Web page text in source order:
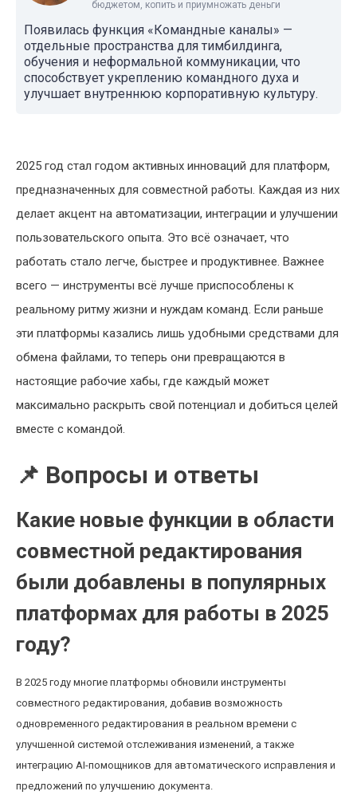
бюджетом, копить и приумножать деньги
Появилась функция «Командные каналы» —
отдельные пространства для тимбилдинга,
обучения и неформальной коммуникации, что
способствует укреплению командного духа и
улучшает внутреннюю корпоративную культуру.
2025 год стал годом активных инноваций для платформ,
предназначенных для совместной работы. Каждая из них
делает акцент на автоматизации, интеграции и улучшении
пользовательского опыта. Это всё означает, что
работать стало легче, быстрее и продуктивнее. Важнее
всего — инструменты всё лучше приспособлены к
реальному ритму жизни и нуждам команд. Если раньше
эти платформы казались лишь удобными средствами для
обмена файлами, то теперь они превращаются в
настоящие рабочие хабы, где каждый может
максимально раскрыть свой потенциал и добиться целей
вместе с командой.
📌 Вопросы и ответы
Какие новые функции в области
совместной редактирования
были добавлены в популярных
платформах для работы в 2025
году?
В 2025 году многие платформы обновили инструменты
совместного редактирования, добавив возможность
одновременного редактирования в реальном времени с
улучшенной системой отслеживания изменений, а также
интеграцию AI-помощников для автоматического исправления и
предложений по улучшению документа.